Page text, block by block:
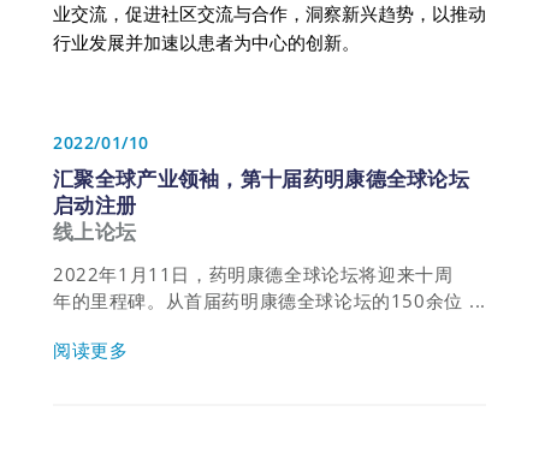
业交流，促进社区交流与合作，洞察新兴趋势，以推动
行业发展并加速以患者为中心的创新。
2022/01/10
汇聚全球产业领袖，第十届药明康德全球论坛
启动注册
线上论坛
2022年1月11日，药明康德全球论坛将迎来十周
年的里程碑。从首届药明康德全球论坛的150余位
人士，药明康德全球论坛已快速成长为每年伊始引
阅读更多